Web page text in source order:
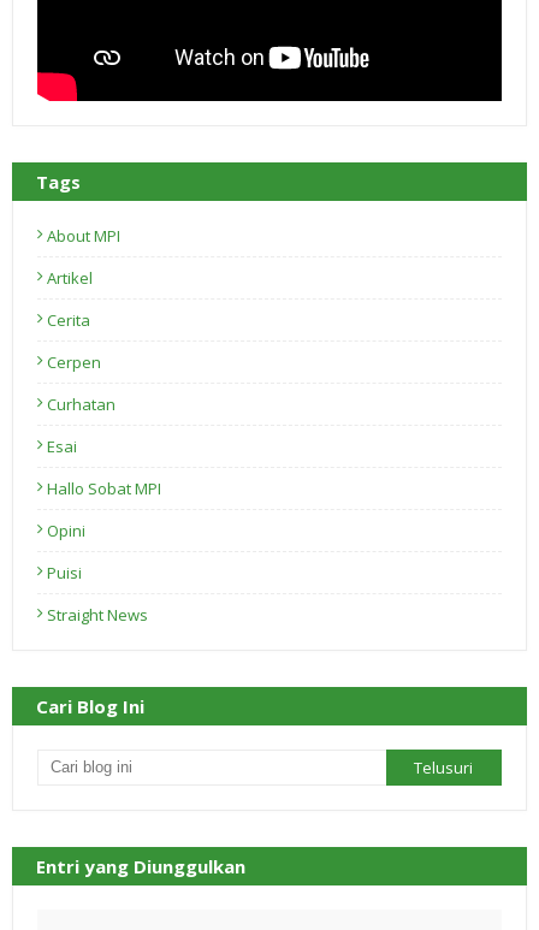
Tags
About MPI
Artikel
Cerita
Cerpen
Curhatan
Esai
Hallo Sobat MPI
Opini
Puisi
Straight News
Cari Blog Ini
Entri yang Diunggulkan